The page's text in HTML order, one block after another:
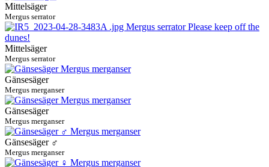
Mittelsäger
Mergus serrator
Mittelsäger
Mergus serrator
Gänsesäger
Mergus merganser
Gänsesäger
Mergus merganser
Gänsesäger ♂
Mergus merganser